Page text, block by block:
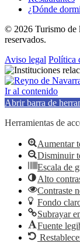
¿Dónde
© 2026 Turismo de
reservados.
Aviso legal Política
Ir al contenido
Abrir barra de
Herramientas de
Aumentar
Disminuir
Escala de
Alto
Contraste
Fondo
Subrayar
Fuente